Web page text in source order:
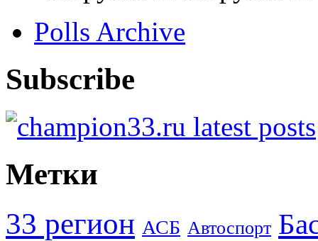
Polls Archive
Subscribe
Метки
33 регион АСБ Автоспорт